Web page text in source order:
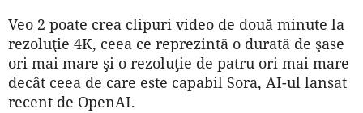
Veo 2 poate crea clipuri video de două minute la
rezoluţie 4K, ceea ce reprezintă o durată de şase
ori mai mare şi o rezoluţie de patru ori mai mare
decât ceea de care este capabil Sora, AI-ul lansat
recent de OpenAI.